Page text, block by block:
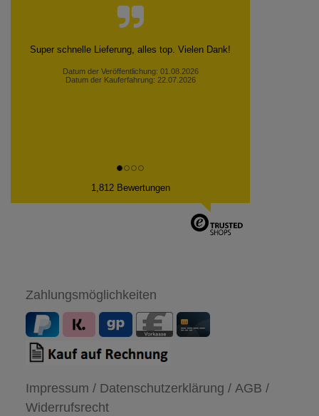
Schnelle Lieferung, gute Qualität, günstiger Preis
Datum der Veröffentlichung: 30.07.2026
1,812 Bewertungen
Zahlungsmöglichkeiten
Impressum / Datenschutzerklärung / AGB /
Widerrufsrecht